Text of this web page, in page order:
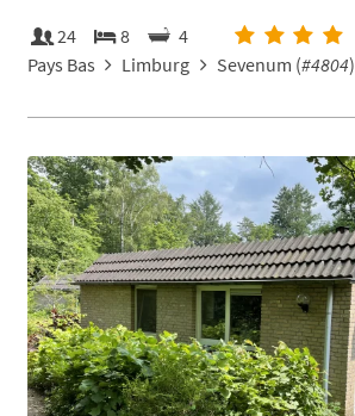
24 8
4
Pays Bas
Limburg Sevenum (#4804)